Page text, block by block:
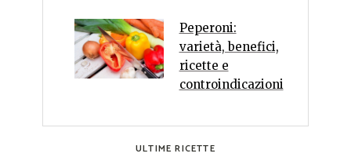
Peperoni:
varietà, benefici,
ricette e
controindicazioni
ULTIME RICETTE